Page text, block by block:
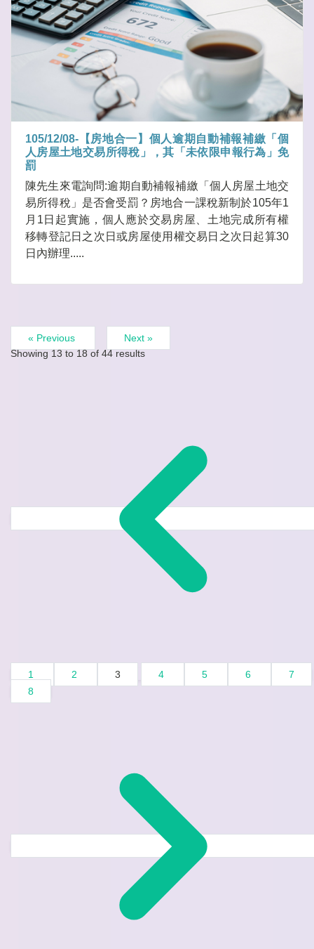
105/12/08-【房地合一】個人逾期自動補報補繳「個
人房屋土地交易所得稅」，其「未依限申報行為」免
罰
陳先生來電詢問:逾期自動補報補繳「個人房屋土地交
易所得稅」是否會受罰？房地合一課稅新制於105年1
月1日起實施，個人應於交易房屋、土地完成所有權
移轉登記日之次日或房屋使用權交易日之次日起算30
日內辦理.....
« Previous
Next »
Showing 13 to 18 of 44 results
1 2 3 4 5 6
7
8